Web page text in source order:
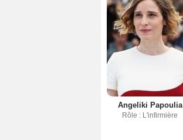
Angeliki Papoulia
Rôle : L'infirmière